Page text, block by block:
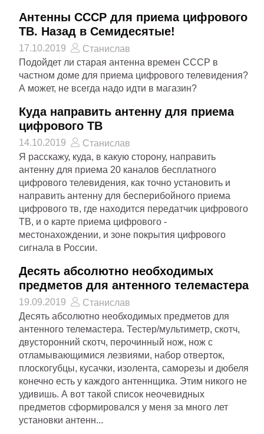
Антенны СССР для приема цифрового
ТВ. Назад в Семидесятые!
17.10.2019
Станислав
Подойдет ли старая антенна времен СССР в
частном доме для приема цифрового телевидения?
А может, не всегда надо идти в магазин?
Куда направить антенну для приема
цифрового ТВ
14.10.2019
Станислав
Я расскажу, куда, в какую сторону, направить
антенну для приема 20 каналов бесплатного
цифрового телевидения, как точно установить и
направить антенну для бесперибойного приема
цифрового тв, где находится передатчик цифрового
ТВ, и о карте приема цифрового -
местонахождении, и зоне покрытия цифрового
сигнала в России.
Десять абсолютно необходимых
предметов для антенного телемастера
19.09.2019
Станислав
Десять абсолютно необходимых предметов для
антенного телемастера. Тестер/мультиметр, скотч,
двусторонний скотч, перочинный нож, нож с
отламывающимися лезвиями, набор отверток,
плоскогубцы, кусачки, изолента, саморезы и дюбеля
конечно есть у каждого антеннщика. Этим никого не
удивишь. А вот такой список неочевидных
предметов сформировался у меня за много лет
установки антенн...